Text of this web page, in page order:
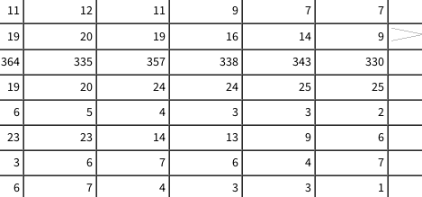
11 12 11 9 7
7
19 20 19 16 14
9
364 335 357 338 343
330
19 20 24 24 25
25
6 5 4 3 3
2
23 23 14 13 9
6
3 6 7 6 4
7
6 7 4 3 3
1